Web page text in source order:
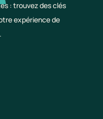
: trouvez des clés
expérience de